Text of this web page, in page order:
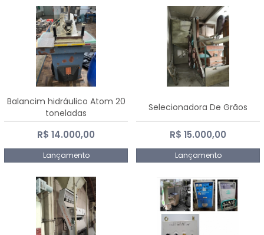
Balancim hidráulico Atom 20
toneladas
R$ 14.000,00
Lançamento
Selecionadora De Grãos
R$ 15.000,00
Lançamento